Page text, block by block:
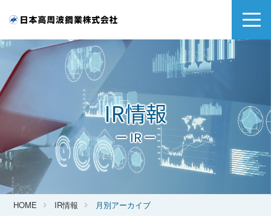
IR情報
ー IR ー
HOME IR情報 月別アーカイブ